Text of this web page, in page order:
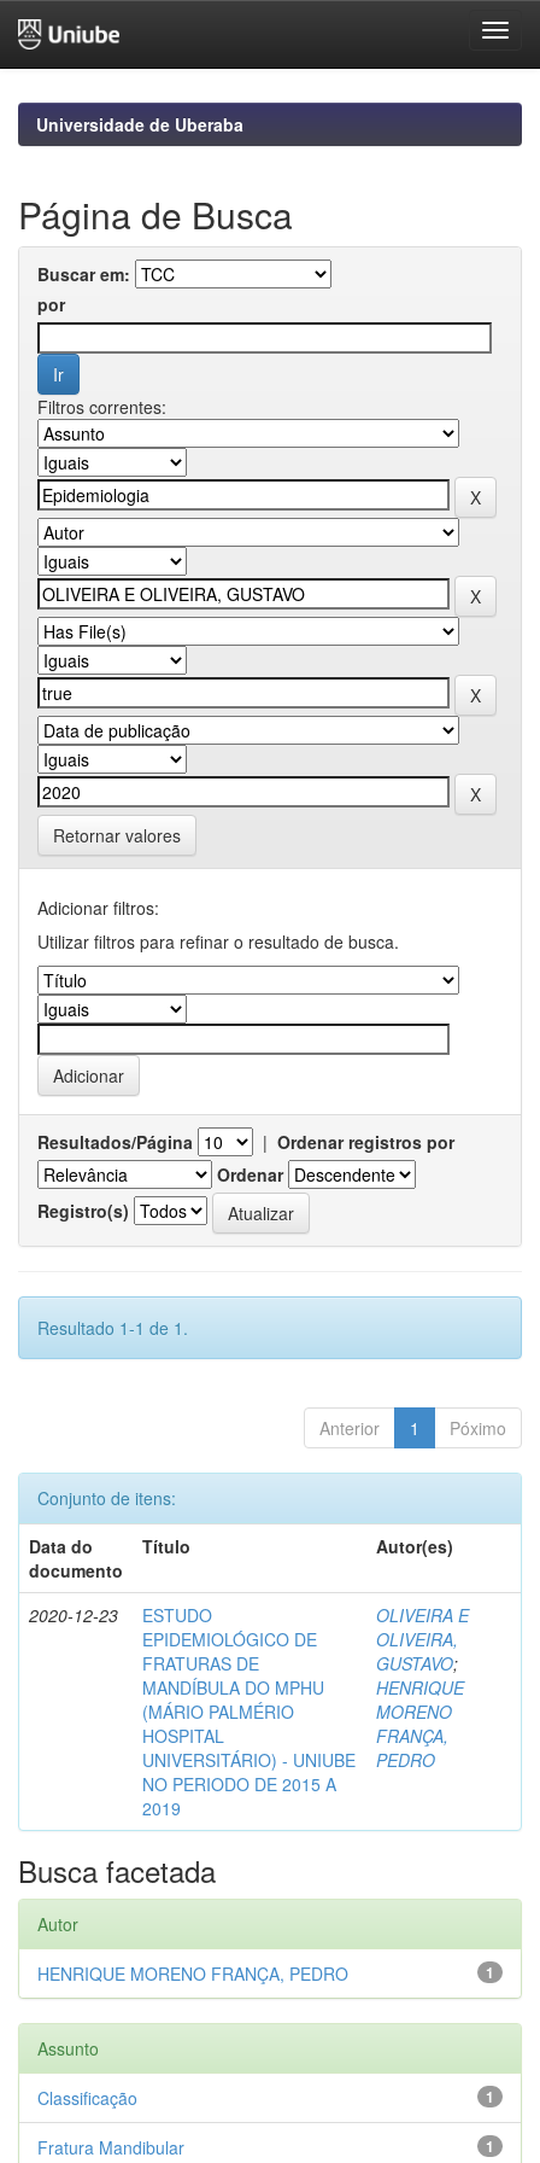
navigationUniversidade de Uberaba
Página de Busca
Buscar em:
por
Filtros correntes:
Retornar valores
Adicionar filtros:
Utilizar filtros para refinar o resultado de busca.
Resultados/Página | Ordenar registros por
Ordenar
Registro(s)
Resultado 1-1 de 1.
Anterior 1 Póximo
Conjunto de itens:
Data do
documento
Título Autor(es)
2020-12-23
ESTUDO
EPIDEMIOLÓGICO DE
FRATURAS DE
MANDÍBULA DO MPHU
(MÁRIO PALMÉRIO
HOSPITAL
UNIVERSITÁRIO) - UNIUBE
NO PERIODO DE 2015 A
2019
OLIVEIRA E
OLIVEIRA,
GUSTAVO;
HENRIQUE
MORENO
FRANÇA,
PEDRO
Busca facetada
Autor
1
HENRIQUE MORENO FRANÇA, PEDRO
Assunto
1
Classificação
1
Fratura Mandibular